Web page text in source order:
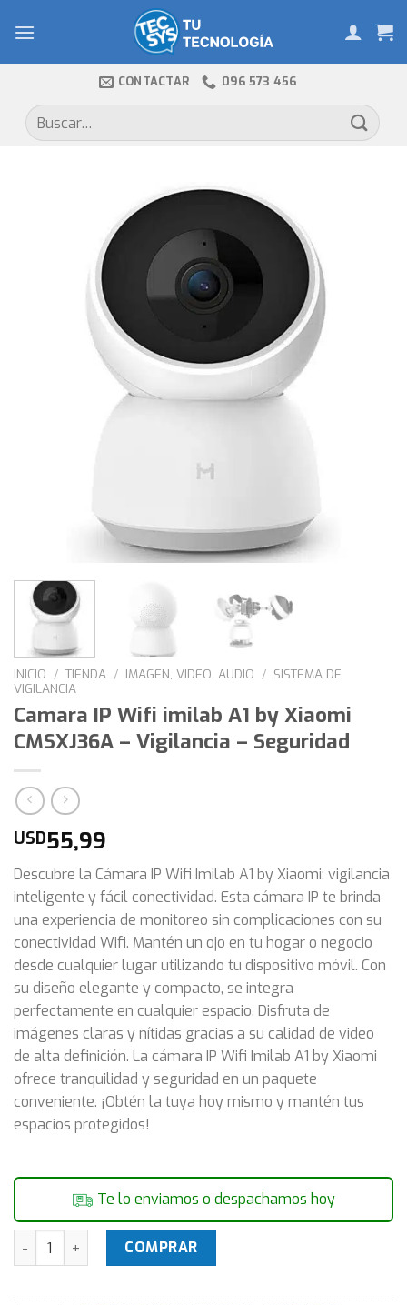
CONTACTAR 096 573 456
Buscar
por:
INICIO / TIENDA / IMAGEN, VIDEO, AUDIO / SISTEMA DE
VIGILANCIA
Camara IP Wifi imilab A1 by Xiaomi
CMSXJ36A – Vigilancia – Seguridad
USD55,99
Descubre la Cámara IP Wifi Imilab A1 by Xiaomi: vigilancia
inteligente y fácil conectividad. Esta cámara IP te brinda
una experiencia de monitoreo sin complicaciones con su
conectividad Wifi. Mantén un ojo en tu hogar o negocio
desde cualquier lugar utilizando tu dispositivo móvil. Con
su diseño elegante y compacto, se integra
perfectamente en cualquier espacio. Disfruta de
imágenes claras y nítidas gracias a su calidad de video
de alta definición. La cámara IP Wifi Imilab A1 by Xiaomi
ofrece tranquilidad y seguridad en un paquete
conveniente. ¡Obtén la tuya hoy mismo y mantén tus
espacios protegidos!
Te lo enviamos o despachamos hoy
Camara IP Wifi imilab A1 by Xiaomi CMSXJ36A - Vigilancia
COMPRAR